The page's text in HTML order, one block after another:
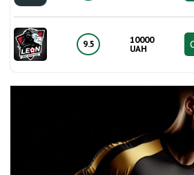
9.5
10000
UAH